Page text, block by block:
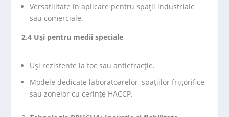
Versatilitate în aplicare pentru spații industriale
sau comerciale.
2.4 Uși pentru medii speciale
Uși rezistente la foc sau antiefracție.
Modele dedicate laboratoarelor, spațiilor frigorifice
sau zonelor cu cerințe HACCP.